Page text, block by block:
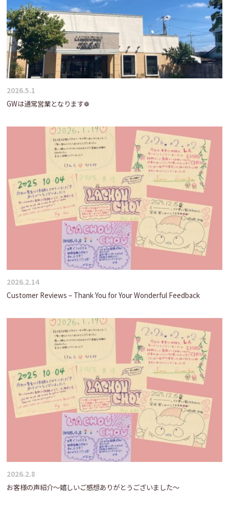
2026.5.1
GWは通常営業となります❁
2026.2.14
Customer Reviews – Thank You for Your Wonderful Feedback
2026.2.8
お客様の声紹介～嬉しいご感想ありがとうございました～